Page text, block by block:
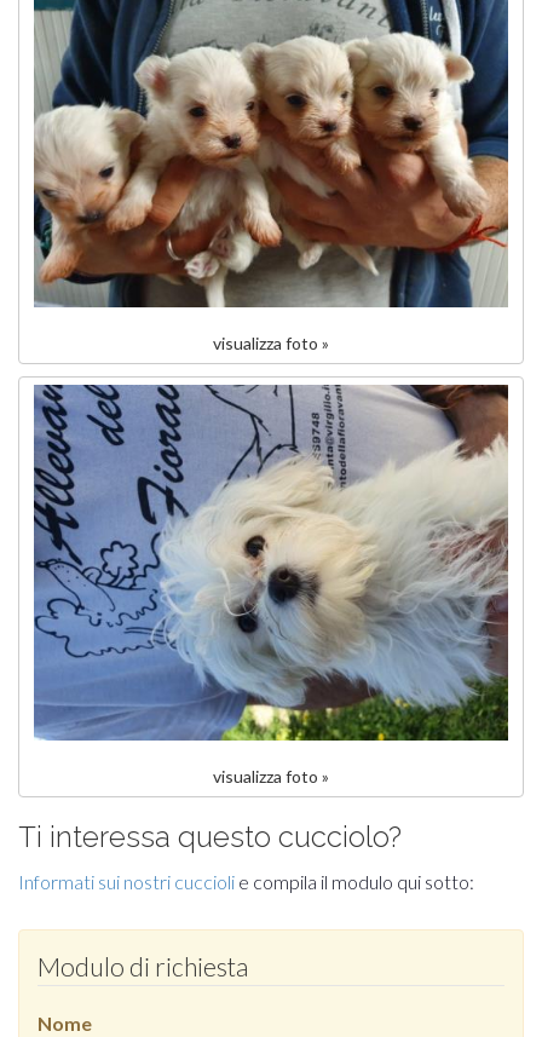
visualizza foto »
visualizza foto »
Ti interessa questo cucciolo?
Informati sui nostri cuccioli e compila il modulo qui sotto:
Modulo di richiesta
Nome